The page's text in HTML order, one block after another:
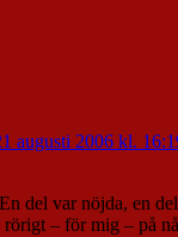
augusti 2006 kl.
del var nöjda, en
– för mig – på